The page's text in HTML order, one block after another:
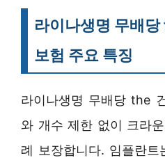
라이나생명 무배
보험 주요 특징
라이나생명 무배당 the
와 개수 제한 없이 크라
례 보장합니다. 임플란트